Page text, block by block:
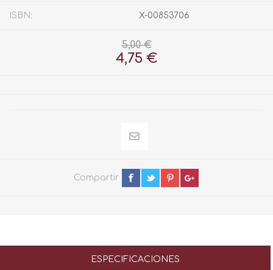
ISBN: X-00853706
5,00 €
4,75 €
Compartir
ESPECIFICACIONES